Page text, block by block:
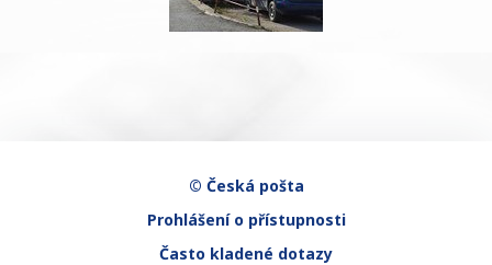
© Česká pošta
Prohlášení o přístupnosti
Často kladené dotazy